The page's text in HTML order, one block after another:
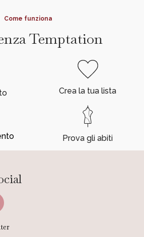
Come funziona
Temptation
Crea la tua lista
Prova gli abiti